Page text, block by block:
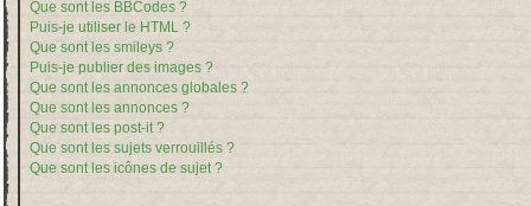
Que sont les BBCodes ?
Puis-je utiliser le HTML ?
Que sont les smileys ?
Puis-je publier des images ?
Que sont les annonces globales ?
Que sont les annonces ?
Que sont les post-it ?
Que sont les sujets verrouillés ?
Que sont les icônes de sujet ?